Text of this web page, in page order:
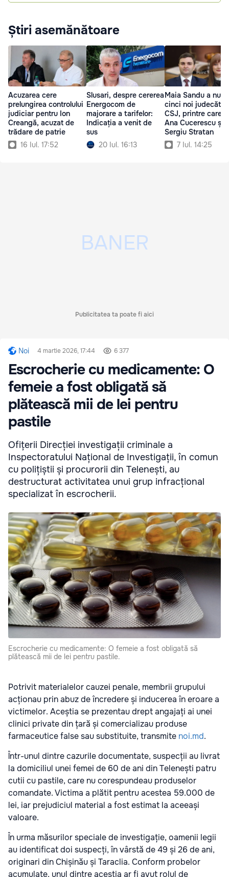
Știri asemănătoare
Acuzarea cere
prelungirea controlului
judiciar pentru Ion
Creangă, acuzat de
trădare de patrie
16 Iul. 17:52
Slusari, despre cererea
Energocom de
majorare a tarifelor:
Indicația a venit de
sus
20 Iul. 16:13
Maia Sandu a
cinci noi
CSJ, printre care
Ana Cucerescu și
Sergiu Stratan
7 Iul. 14:25
Publicitatea ta poate fi aici
Noi 4 martie 2026, 17:44 6 377
Escrocherie cu medicamente: O
femeie a fost obligată să
plătească mii de lei pentru
pastile
Ofițerii Direcției investigații criminale a
Inspectoratului Național de Investigații, în comun
cu polițiștii și procurorii din Telenești, au
destructurat activitatea unui grup infracțional
specializat în escrocherii.
Escrocherie cu medicamente: O femeie a fost obligată să
plătească mii de lei pentru pastile.
Potrivit materialelor cauzei penale, membrii grupului
acționau prin abuz de încredere și inducerea în eroare a
victimelor. Aceștia se prezentau drept angajați ai unei
clinici private din țară și comercializau produse
farmaceutice false sau substituite, transmite noi.md.
Într-unul dintre cazurile documentate, suspecții au livrat
la domiciliul unei femei de 60 de ani din Telenești patru
cutii cu pastile, care nu corespundeau produselor
comandate. Victima a plătit pentru acestea 59.000 de
lei, iar prejudiciul material a fost estimat la aceeași
valoare.
În urma măsurilor speciale de investigație, oamenii legii
au identificat doi suspecți, în vârstă de 49 și 26 de ani,
originari din Chișinău și Taraclia. Conform probelor
acumulate, unul dintre aceștia ar fi avut rolul de